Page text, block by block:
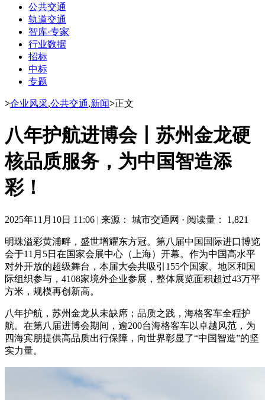
公共交通
轨道交通
智库·专家
行业数据
招标
中标
专题
>企业风采,公共交通,新闻>正文
八年护航进博会丨苏州金龙硬
核品质服务，为中国智造添
彩！
2025年11月10日 11:06 | 来源： 城市交通网 · 阅读量： 1,821
明珠溢彩黄浦畔，盛世增耀东方冠。第八届中国国际进口博览
会于11月5日在国家会展中心（上海）开幕。作为中国高水平
对外开放的超级舞台，本届大会共吸引155个国家、地区和国
际组织参与，4108家境外企业参展，整体展览面积超过43万平
方米，规模再创新高。
八年护航，苏州金龙从未缺席；品质之践，海格客车全程护
航。在第八届进博会期间，逾200台海格客车以卓越风范，为
四海宾朋提供高品质出行保障，向世界彰显了“中国智造”的坚
实力量。